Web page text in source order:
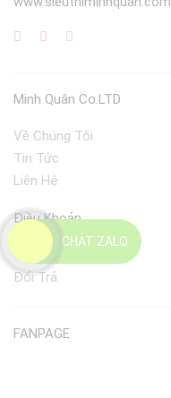
CHAT ZALO
Minh Quân Co.LTD
Về Chúng Tôi
Tin Tức
Liên Hệ
Điều Khoản
Giao Nhận
Đổi Trả
FANPAGE